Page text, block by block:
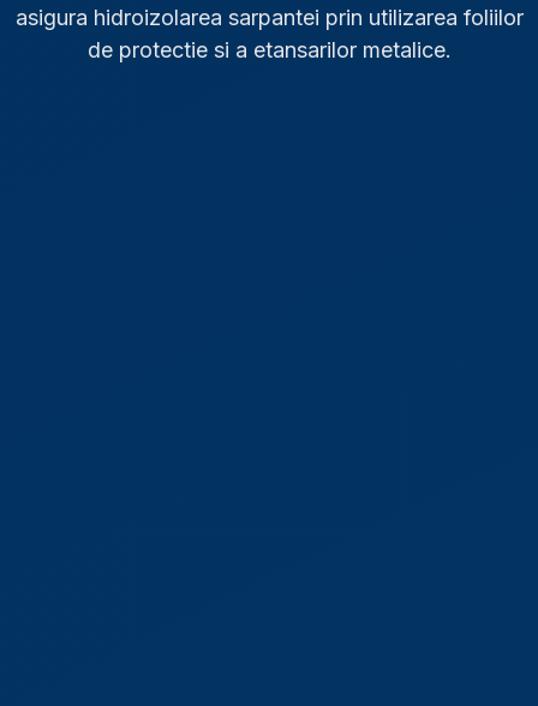
asigura hidroizolarea sarpantei prin utilizarea foliilor
de protectie si a etansarilor metalice.